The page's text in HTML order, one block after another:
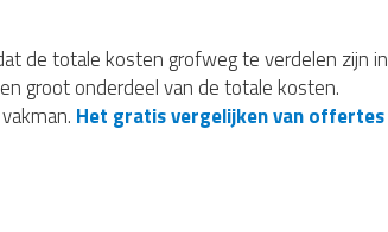
de totale kosten grofweg te verdelen zijn in
groot onderdeel van de totale kosten.
Het gratis vergelijken van offertes